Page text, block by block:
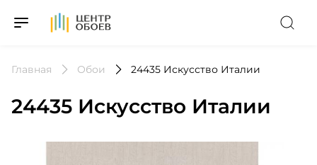
На Главную
Главная Обои 24435 Искусство Италии
24435 Искусство Италии